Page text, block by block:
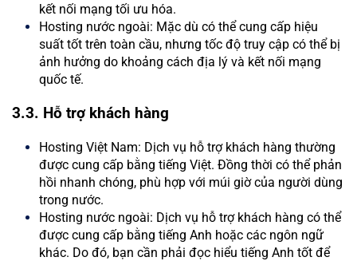
kết nối mạng tối ưu hóa.
Hosting nước ngoài: Mặc dù có thể cung cấp hiệu
suất tốt trên toàn cầu, nhưng tốc độ truy cập có thể bị
ảnh hưởng do khoảng cách địa lý và kết nối mạng
quốc tế.
3.3. Hỗ trợ khách hàng
Hosting Việt Nam: Dịch vụ hỗ trợ khách hàng thường
được cung cấp bằng tiếng Việt. Đồng thời có thể phản
hồi nhanh chóng, phù hợp với múi giờ của người dùng
trong nước.
Hosting nước ngoài: Dịch vụ hỗ trợ khách hàng có thể
được cung cấp bằng tiếng Anh hoặc các ngôn ngữ
khác. Do đó, bạn cần phải đọc hiểu tiếng Anh tốt để